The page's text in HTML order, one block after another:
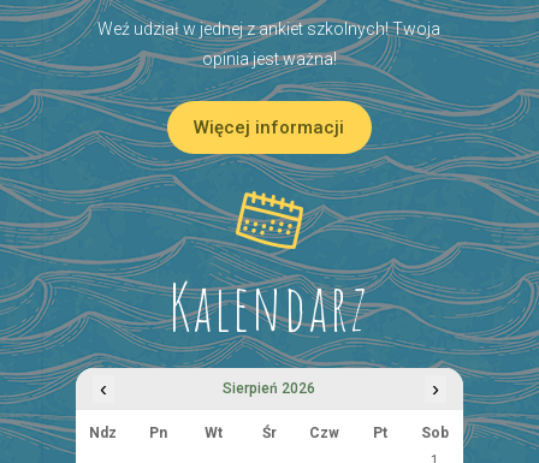
Weź udział w jednej z ankiet szkolnych! Twoja
opinia jest ważna!
Więcej informacji
Kalendarz
‹ Sierpień 2026 ›
Ndz Pn Wt Śr Czw Pt
Sob